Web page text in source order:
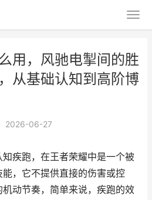
用，风驰电掣间的胜
从基础认知到高阶博
2026-06-27
疾跑，在王者荣耀中是一个被
，它不提供直接的伤害或控
动节奏，简单来说，疾跑的效